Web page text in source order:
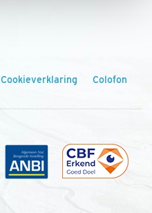
Cookieverklaring Colofon